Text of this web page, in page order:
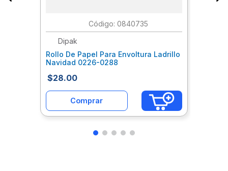
: 0840735
Dipak
Rollo De Papel Para Envoltura Ladrillo
Navidad 0226-0288
$28.00
Comprar